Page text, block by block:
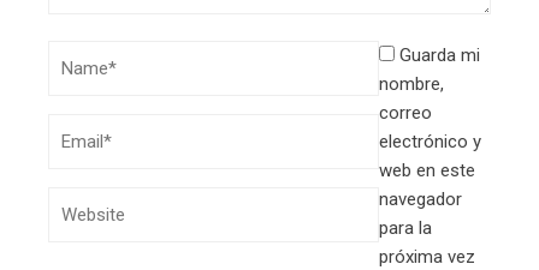
Guarda mi
nombre,
correo
electrónico y
web en este
navegador
para la
próxima vez